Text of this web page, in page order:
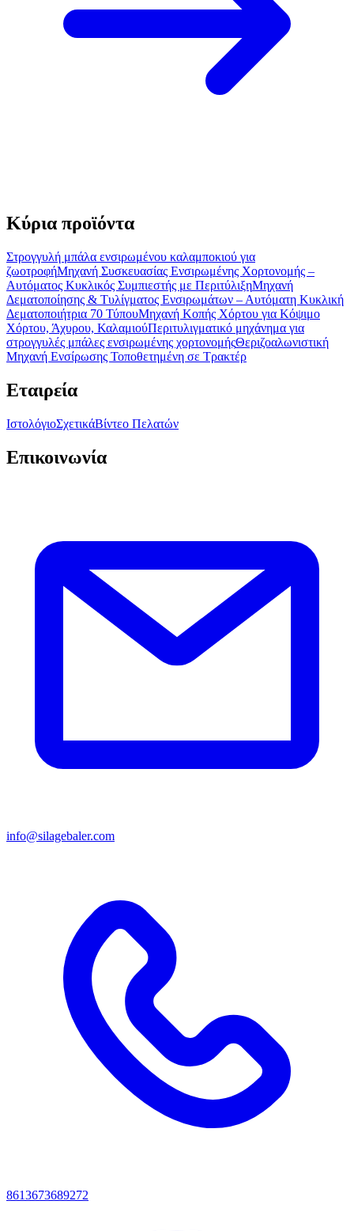
Κύρια προϊόντα
Στρογγυλή μπάλα ενσιρωμένου καλαμποκιού για
ζωοτροφήΜηχανή Συσκευασίας Ενσιρωμένης Χορτονομής –
Αυτόματος Κυκλικός Συμπιεστής με ΠεριτύλιξηΜηχανή
Δεματοποίησης & Τυλίγματος Ενσιρωμάτων – Αυτόματη Κυκλική
Δεματοποιήτρια 70 ΤύπουΜηχανή Κοπής Χόρτου για Κόψιμο
Χόρτου, Άχυρου, ΚαλαμιούΠεριτυλιγματικό μηχάνημα για
στρογγυλές μπάλες ενσιρωμένης χορτονομήςΘεριζοαλωνιστική
Μηχανή Ενσίρωσης Τοποθετημένη σε Τρακτέρ
Εταιρεία
ΙστολόγιοΣχετικάΒίντεο Πελατών
Επικοινωνία
info@silagebaler.com
8613673689272